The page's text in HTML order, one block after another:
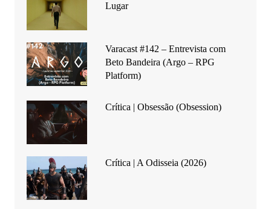
Lugar
Varacast #142 – Entrevista com
Beto Bandeira (Argo – RPG
Platform)
Crítica | Obsessão (Obsession)
Crítica | A Odisseia (2026)